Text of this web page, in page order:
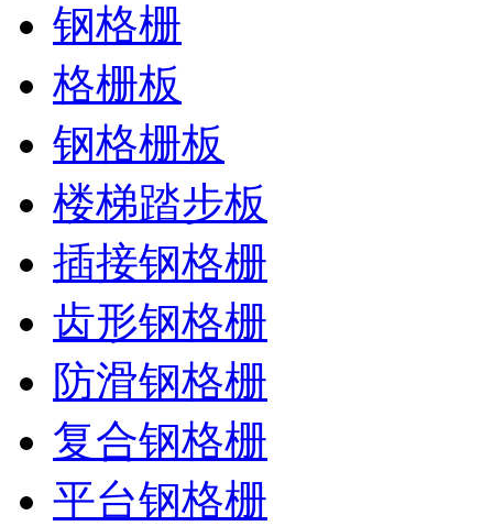
钢格栅
格栅板
钢格栅板
楼梯踏步板
插接钢格栅
齿形钢格栅
防滑钢格栅
复合钢格栅
平台钢格栅